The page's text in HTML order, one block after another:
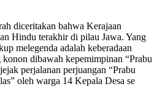
diceritakan bahwa Kerajaan
Hindu terakhir di pilau Jawa. Yang
melegenda adalah keberadaan
dibawah kepemimpinan “Prabu
perjalanan perjuangan “Prabu
oleh warga 14 Kepala Desa se